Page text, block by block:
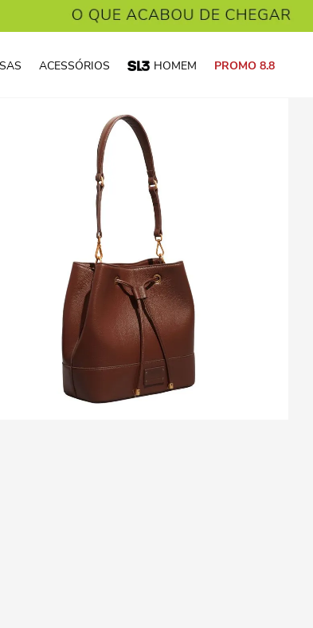
ACESSÓRIOS HOMEM PROMO 8.8